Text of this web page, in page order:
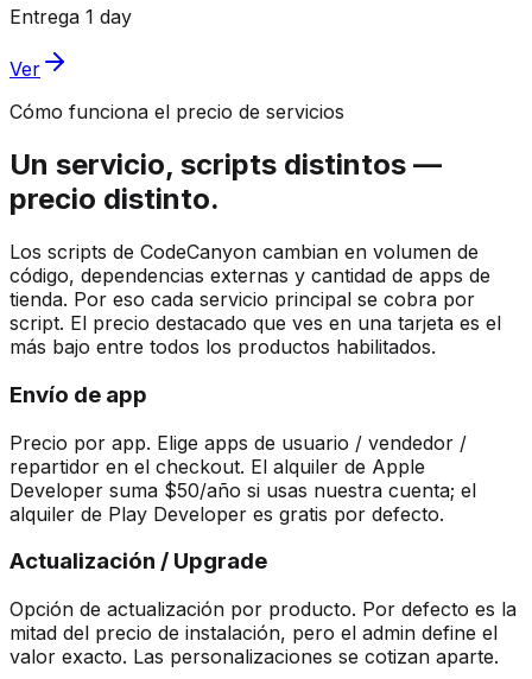
Entrega 1 day
Ver
Cómo funciona el precio de servicios
Un servicio, scripts distintos —
precio distinto.
Los scripts de CodeCanyon cambian en volumen de
código, dependencias externas y cantidad de apps de
tienda. Por eso cada servicio principal se cobra por
script. El precio destacado que ves en una tarjeta es el
más bajo entre todos los productos habilitados.
Envío de app
Precio por app. Elige apps de usuario / vendedor /
repartidor en el checkout. El alquiler de Apple
Developer suma $50/año si usas nuestra cuenta; el
alquiler de Play Developer es gratis por defecto.
Actualización / Upgrade
Opción de actualización por producto. Por defecto es la
mitad del precio de instalación, pero el admin define el
valor exacto. Las personalizaciones se cotizan aparte.